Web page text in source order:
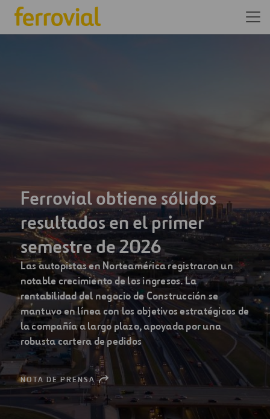
Somos una de las
principales compañías
globales de infraestructuras